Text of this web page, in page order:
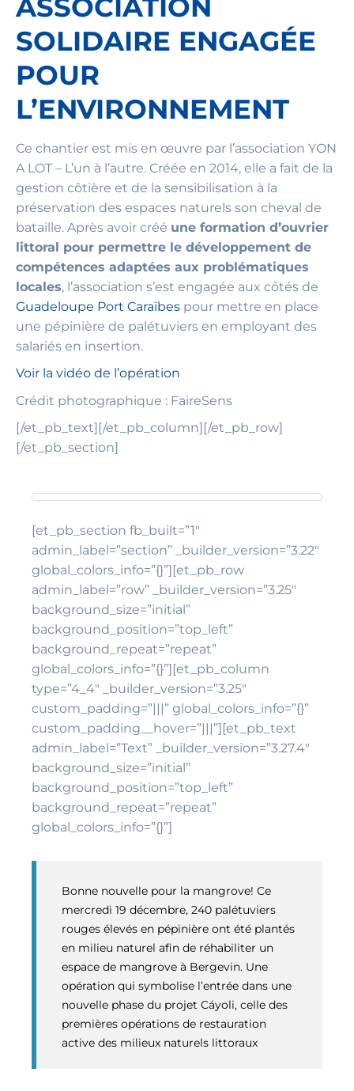
ASSOCIATION
SOLIDAIRE ENGAGÉE
POUR
L’ENVIRONNEMENT
Ce chantier est mis en œuvre par l’association YON
A LOT – L’un à l’autre. Créée en 2014, elle a fait de la
gestion côtière et de la sensibilisation à la
préservation des espaces naturels son cheval de
bataille. Après avoir créé une formation d’ouvrier
littoral pour permettre le développement de
compétences adaptées aux problématiques
locales, l’association s’est engagée aux côtés de
Guadeloupe Port Caraïbes pour mettre en place
une pépinière de palétuviers en employant des
salariés en insertion.
Voir la vidéo de l’opération
Crédit photographique : FaireSens
[/et_pb_text][/et_pb_column][/et_pb_row]
[/et_pb_section]
[et_pb_section fb_built=”1″
admin_label=”section” _builder_version=”3.22″
global_colors_info=”{}”][et_pb_row
admin_label=”row” _builder_version=”3.25″
background_size=”initial”
background_position=”top_left”
background_repeat=”repeat”
global_colors_info=”{}”][et_pb_column
type=”4_4″ _builder_version=”3.25″
custom_padding=”|||” global_colors_info=”{}”
custom_padding__hover=”|||”][et_pb_text
admin_label=”Text” _builder_version=”3.27.4″
background_size=”initial”
background_position=”top_left”
background_repeat=”repeat”
global_colors_info=”{}”]
Bonne nouvelle pour la mangrove! Ce
mercredi 19 décembre, 240 palétuviers
rouges élevés en pépinière ont été plantés
en milieu naturel afin de réhabiliter un
espace de mangrove à Bergevin. Une
opération qui symbolise l’entrée dans une
nouvelle phase du projet Cáyoli, celle des
premières opérations de restauration
active des milieux naturels littoraux